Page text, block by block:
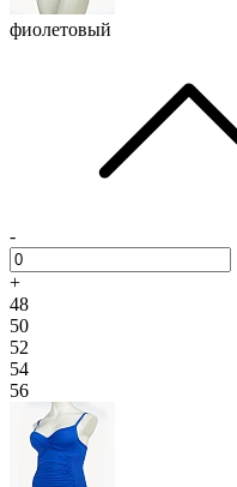
фиолетовый
-
+
48
50
52
54
56